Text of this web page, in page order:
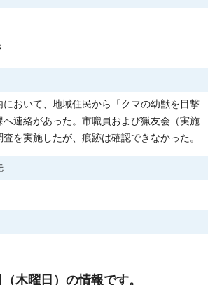
おいて、地域住民から「クマの幼獣を目撃
へ連絡があった。市職員および猟友会（実施
を実施したが、痕跡は確認できなかった。
木曜日）の情報です。